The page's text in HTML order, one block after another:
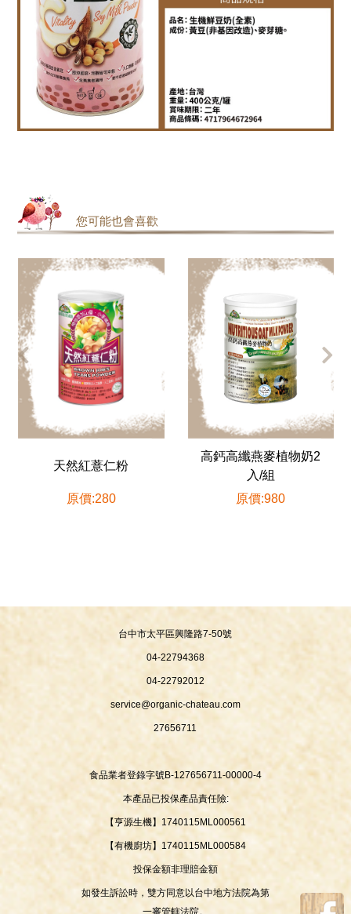
您可能也會喜歡
高鈣高纖燕麥植物奶2
入/組
原價:980
高鈣高纖燕麥植物奶-罐
裝
原價:490
台中市太平區興隆路7-50號
04-22794368
04-22792012
service@organic-chateau.com
27656711
食品業者登錄字號B-127656711-00000-4
本產品已投保產品責任險:
【亨源生機】1740115ML000561
【有機廚坊】1740115ML000584
投保金額非理賠金額
如發生訴訟時，雙方同意以台中地方法院為第
一審管轄法院。